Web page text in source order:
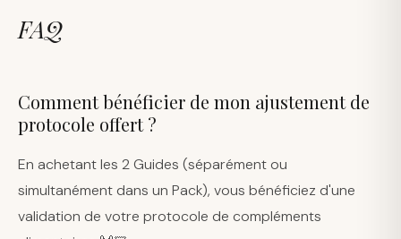
FAQ
Comment bénéficier de mon ajustement de
protocole offert ?
En achetant les 2 Guides (séparément ou
simultanément dans un Pack), vous bénéficiez d'une
validation de votre protocole de compléments